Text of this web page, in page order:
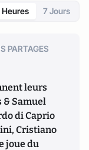
7 Jours
PARTAGES
leurs
& Samuel
di Caprio
Cristiano
joue du